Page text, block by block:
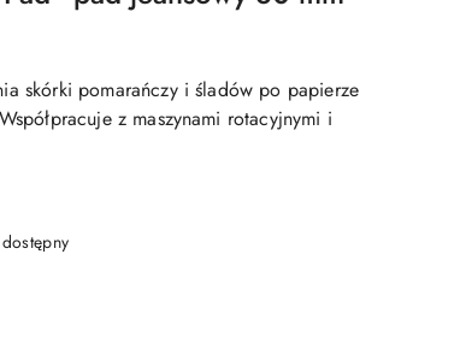
skórki pomarańczy i śladów po papierze
z maszynami rotacyjnymi i